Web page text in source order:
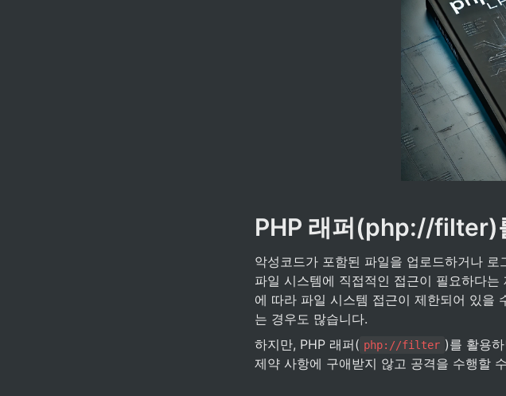
PHP 래퍼(php://filter)
악성코드가 포함된 파일을 업로드하거나
파일 시스템에 직접적인 접근이 필요하다
에 따라 파일 시스템 접근이 제한되어 있을
는 경우도 많습니다.
하지만, PHP 래퍼( php://filter )를 활용
제약 사항에 구애받지 않고 공격을 수행할